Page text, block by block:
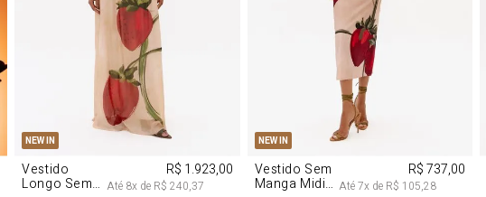
NEW IN
G
Vestido
Longo Sem
R$ 1.923,00
Até 8x de R$ 240,37
NEW IN
PP M
Vestido Sem
Manga Midi
R$ 737,00
Até7x de R$ 105,28